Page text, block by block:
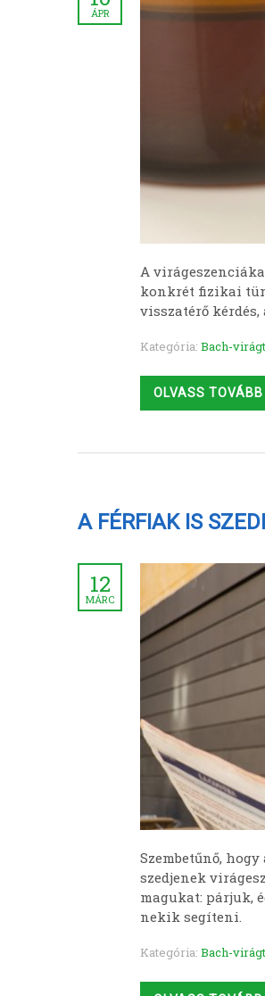
ÁPR
A
konkrét fizikai
visszatérő
Kategória: Bach-
OLVASS TOVÁBB
A FÉRFIAK IS
12
MÁRC
Szembetűnő,
szedjenek
magukat: párjuk,
nekik segíteni.
Kategória: Bach-